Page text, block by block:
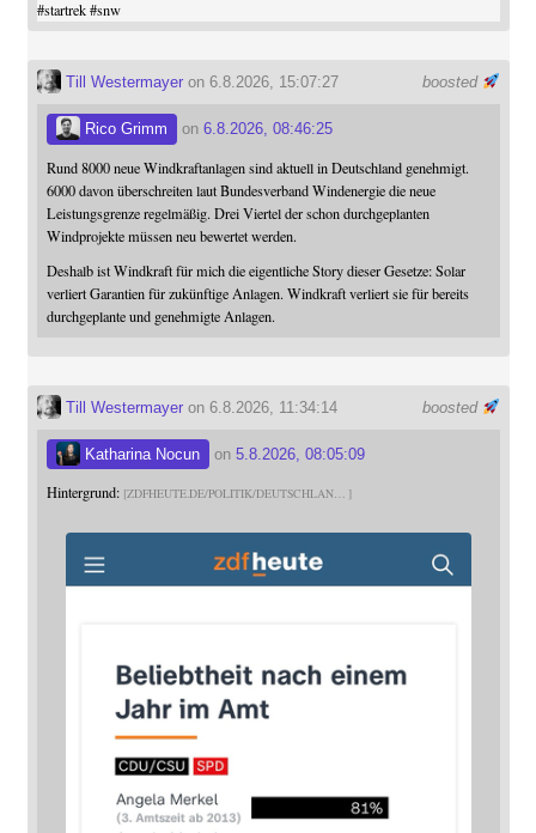
#startrek #snw
boosted
Till Westermayeron 6.8.2026, 15:07:27
Rico Grimm on 6.8.2026, 08:46:25
Rund 8000 neue Windkraftanlagen sind aktuell in Deutschland genehmigt.
6000 davon überschreiten laut Bundesverband Windenergie die neue
Leistungsgrenze regelmäßig. Drei Viertel der schon durchgeplanten
Windprojekte müssen neu bewertet werden.
Deshalb ist Windkraft für mich die eigentliche Story dieser Gesetze: Solar
verliert Garantien für zukünftige Anlagen. Windkraft verliert sie für bereits
durchgeplante und genehmigte Anlagen.
boosted
Till Westermayeron 6.8.2026, 11:34:14
Katharina Nocun on 5.8.2026, 08:05:09
Hintergrund: ZDFHEUTE.DE/POLITIK/DEUTSCHLAN